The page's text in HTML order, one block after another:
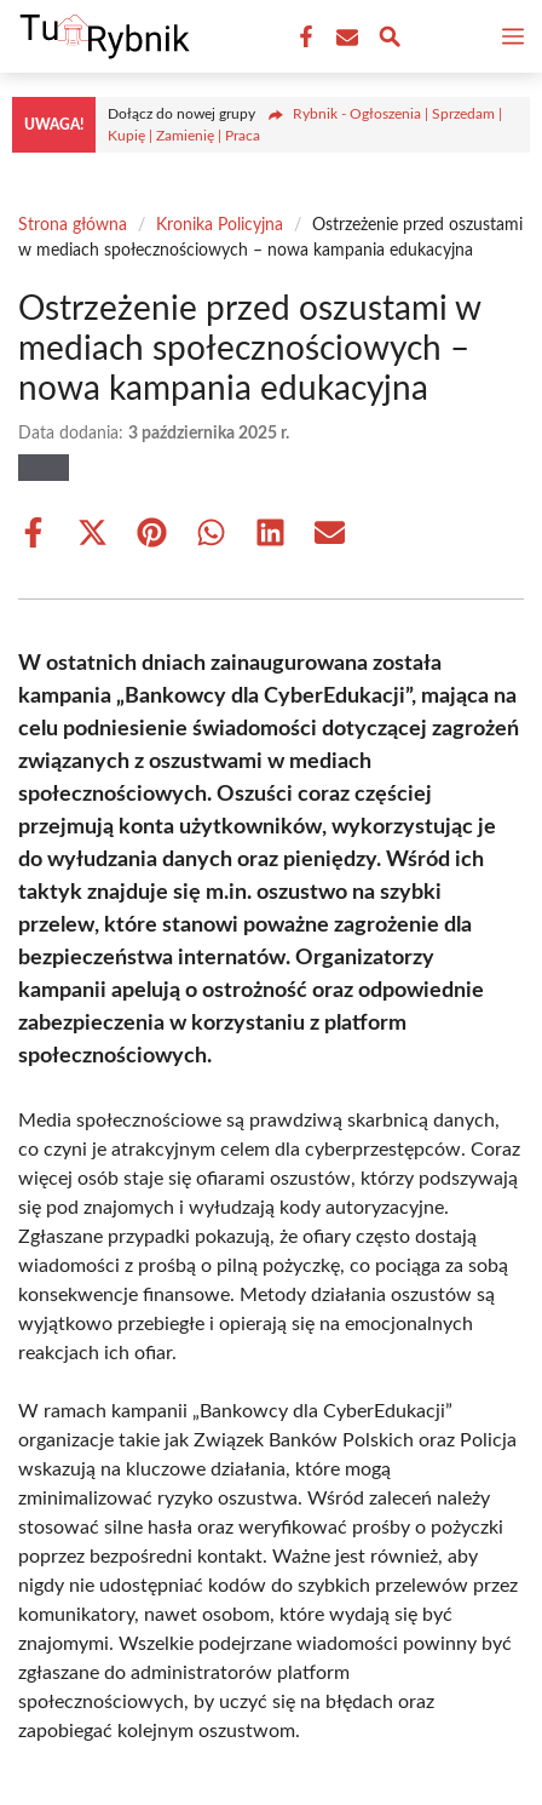
Przejdź
treści
UWAGA!
Dołącz do nowej grupy
Rybnik - Ogłoszenia | Sprzedam |
Kupię | Zamienię | Praca
Strona główna / Kronika Policyjna /
Ostrzeżenie przed oszustami
w mediach społecznościowych – nowa kampania edukacyjna
Ostrzeżenie przed oszustami w
mediach społecznościowych –
nowa kampania edukacyjna
Data dodania: 3 października 2025 r.
Share
Share
(Twitter)
Share Share Share Share
W ostatnich dniach zainaugurowana została
kampania „Bankowcy dla CyberEdukacji”, mająca na
celu podniesienie świadomości dotyczącej zagrożeń
związanych z oszustwami w mediach
społecznościowych. Oszuści coraz częściej
przejmują konta użytkowników, wykorzystując je
do wyłudzania danych oraz pieniędzy. Wśród ich
taktyk znajduje się m.in. oszustwo na szybki
przelew, które stanowi poważne zagrożenie dla
bezpieczeństwa internatów. Organizatorzy
kampanii apelują o ostrożność oraz odpowiednie
zabezpieczenia w korzystaniu z platform
społecznościowych.
Media społecznościowe są prawdziwą skarbnicą danych,
co czyni je atrakcyjnym celem dla cyberprzestępców. Coraz
więcej osób staje się ofiarami oszustów, którzy podszywają
się pod znajomych i wyłudzają kody autoryzacyjne.
Zgłaszane przypadki pokazują, że ofiary często dostają
wiadomości z prośbą o pilną pożyczkę, co pociąga za sobą
konsekwencje finansowe. Metody działania oszustów są
wyjątkowo przebiegłe i opierają się na emocjonalnych
reakcjach ich ofiar.
W ramach kampanii „Bankowcy dla CyberEdukacji”
organizacje takie jak Związek Banków Polskich oraz Policja
wskazują na kluczowe działania, które mogą
zminimalizować ryzyko oszustwa. Wśród zaleceń należy
stosować silne hasła oraz weryfikować prośby o pożyczki
poprzez bezpośredni kontakt. Ważne jest również, aby
nigdy nie udostępniać kodów do szybkich przelewów przez
komunikatory, nawet osobom, które wydają się być
znajomymi. Wszelkie podejrzane wiadomości powinny być
zgłaszane do administratorów platform
społecznościowych, by uczyć się na błędach oraz
zapobiegać kolejnym oszustwom.